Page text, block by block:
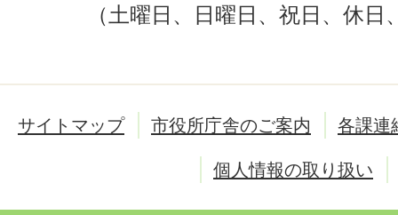
（土曜日、日曜日、祝日、休
サイトマップ 市役所庁舎のご案内
各課連
個人情報の取り扱い